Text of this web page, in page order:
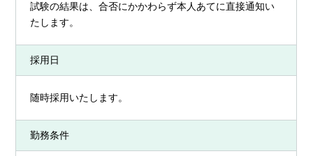
試験の結果は、合否にかかわらず本人あてに直接通知い
たします。
採用日
随時採用いたします。
勤務条件